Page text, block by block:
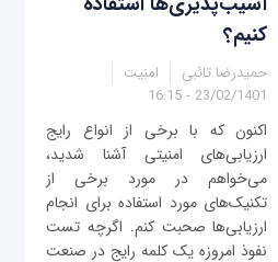
کنیم؟
حمیدرضا تائبی
امنیت
23/02/1401 - 16:15
اکنون که با برخی از انواع رایج
ارزیابی‌های امنیتی آشنا شدید،
می‌خواهم در مورد برخی از
تکنیک‌های مورد استفاده برای انجام
ارزیابی‌ها صحبت کنم. اگرچه تست
نفوذ امروزه یک کلمه رایج در صنعت